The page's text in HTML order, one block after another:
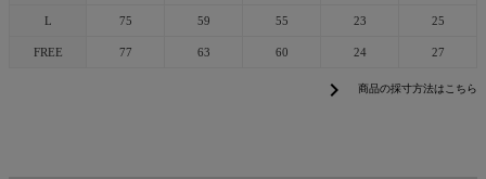
L 75 59 55 23 25
FREE 77 63 60 24 27
chevron_right 商品の採寸方法はこちら